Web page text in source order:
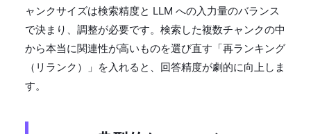
ャンクサイズは検索精度と LLM への入力量のバランス
で決まり、調整が必要です。検索した複数チャンクの中
から本当に関連性が高いものを選び直す「再ランキング
（リランク）」を入れると、回答精度が劇的に向上しま
す。